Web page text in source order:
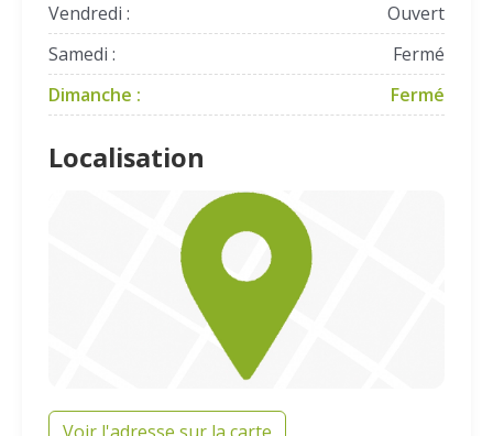
Vendredi :
Ouvert
Samedi :
Fermé
Dimanche :
Fermé
Localisation